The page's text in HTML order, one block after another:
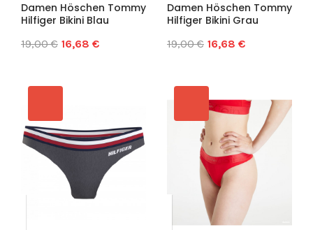
Damen Höschen Tommy
Hilfiger Bikini Blau
19,00 € 16,68 €
Damen Höschen Tommy
Hilfiger Bikini Grau
19,00 € 16,68 €